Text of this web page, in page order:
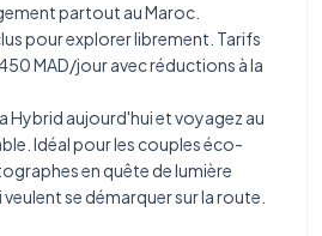
partout au Maroc.
pour explorer librement. Tarifs
MAD/jour avec réductions à la
Hybrid aujourd'hui et voyagez au
Idéal pour les couples éco-
en quête de lumière
se démarquer sur la route.